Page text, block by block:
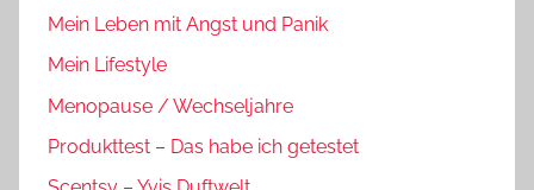
Mein Leben mit Angst und Panik
Mein Lifestyle
Menopause / Wechseljahre
Produkttest – Das habe ich getestet